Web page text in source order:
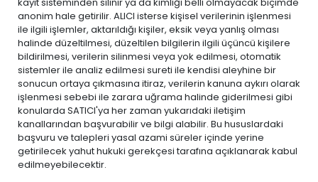
anonim hale getirilir. ALICI isterse kişisel verilerinin işlenmesi
ile ilgili işlemler, aktarıldığı kişiler, eksik veya yanlış olması
halinde düzeltilmesi, düzeltilen bilgilerin ilgili üçüncü kişilere
bildirilmesi, verilerin silinmesi veya yok edilmesi, otomatik
sistemler ile analiz edilmesi sureti ile kendisi aleyhine bir
sonucun ortaya çıkmasına itiraz, verilerin kanuna aykırı olarak
işlenmesi sebebi ile zarara uğrama halinde giderilmesi gibi
konularda SATICI'ya her zaman yukarıdaki iletişim
kanallarından başvurabilir ve bilgi alabilir. Bu hususlardaki
başvuru ve talepleri yasal azami süreler içinde yerine
getirilecek yahut hukuki gerekçesi tarafına açıklanarak kabul
edilmeyebilecektir.